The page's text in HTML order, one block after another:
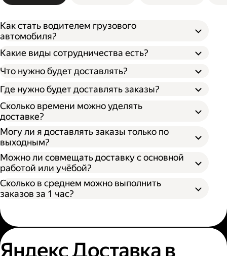
Как стать водителем грузового
автомобиля?
Какие виды сотрудничества есть?
Через парк;
Через парк как самозанятый;
Как самозанятый;
Что нужно будет доставлять?
Где нужно будет доставлять заказы?
Сколько времени можно уделять
доставке?
Могу ли я доставлять заказы только по
выходным?
Можно ли совмещать доставку с основной
работой или учёбой?
Сколько в среднем можно выполнить
заказов за 1 час?
Яндекс Доставка в